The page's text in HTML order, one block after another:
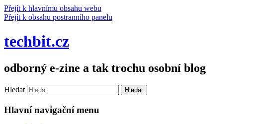
Přejít k hlavnímu obsahu webu
Přejít k obsahu postranního panelu
techbit.cz
odborný e-zine a tak trochu osobní blog
Hledat
Hlavní navigační menu